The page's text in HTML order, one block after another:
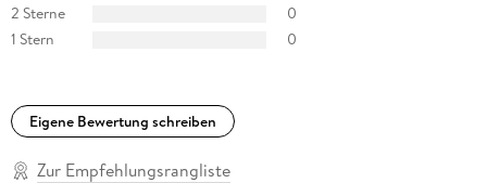
2 Sterne
0
1 Stern
0
Eigene Bewertung schreiben
Zur Empfehlungsrangliste